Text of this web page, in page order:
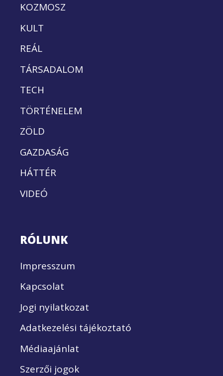
KOZMOSZ
KULT
REÁL
TÁRSADALOM
TECH
TÖRTÉNELEM
ZÖLD
GAZDASÁG
HÁTTÉR
VIDEÓ
RÓLUNK
Impresszum
Kapcsolat
Jogi nyilatkozat
Adatkezelési tájékoztató
Médiaajánlat
Szerzői jogok